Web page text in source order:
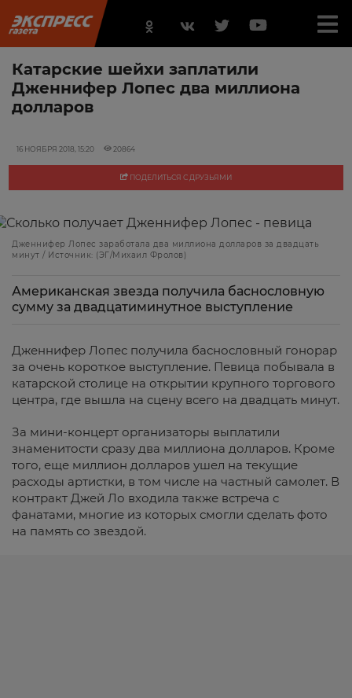
Катарские шейхи заплатили
Дженнифер Лопес два миллиона
долларов
16 НОЯБРЯ 2018, 15:20 20864
ПОДЕЛИТЬСЯ С ДРУЗЬЯМИ
Дженнифер Лопес заработала два миллиона долларов за двадцать
минут / Источник: (ЭГ/Михаил Фролов)
Американская звезда получила баснословную
сумму за двадцатиминутное выступление
Дженнифер Лопес получила баснословный гонорар
за очень короткое выступление. Певица побывала в
катарской столице на открытии крупного торгового
центра, где вышла на сцену всего на двадцать минут.
За мини-концерт организаторы выплатили
знаменитости сразу два миллиона долларов. Кроме
того, еще миллион долларов ушел на текущие
расходы артистки, в том числе на частный самолет. В
контракт Джей Ло входила также встреча с
фанатами, многие из которых смогли сделать фото
на память со звездой.